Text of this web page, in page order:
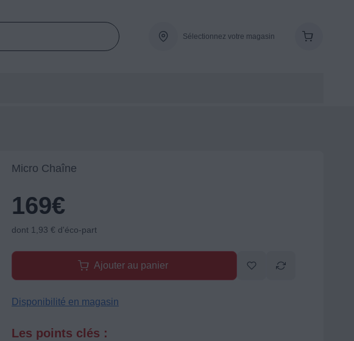
Sélectionnez votre magasin
Micro Chaîne
169€
dont 1,93 € d'éco-part
Ajouter au panier
Disponibilité en magasin
Les points clés :